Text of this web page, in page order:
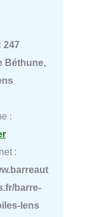
247
Béthune,
:
:
barre-
lens